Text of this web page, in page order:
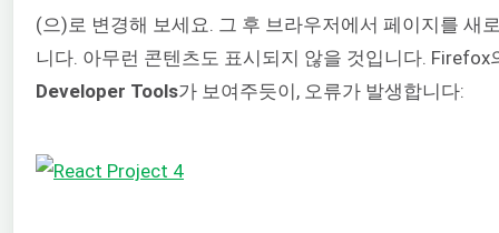
(으)로 변경해 보세요. 그 후 브라우저에서 페이지를 새
니다. 아무런 콘텐츠도 표시되지 않을 것입니다. Firefox
Developer Tools가 보여주듯이, 오류가 발생합니다: